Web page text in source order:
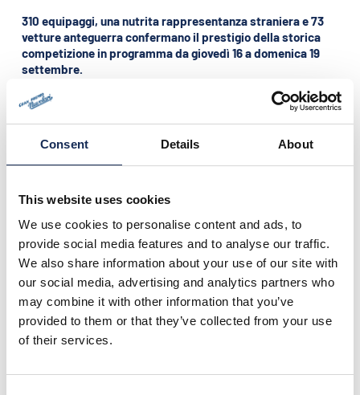
Consent Details About
This website uses cookies
We use cookies to personalise content and ads, to
provide social media features and to analyse our traffic.
We also share information about your use of our site with
our social media, advertising and analytics partners who
may combine it with other information that you’ve
provided to them or that they’ve collected from your use
of their services.
310 equipaggi, una nutrita rappresentanza straniera e 73
vetture anteguerra confermano il prestigio della storica
competizione in programma da giovedì 16 a domenica 19
settembre.
Mantova - 16/19 settembre 2010 -
Parte la 20° edizione del
organizzato dalla Scuderia Mantova Corse in
collaborazione col Museo Tazio Nuvolari e l’Automobile Club
pervenute, record assoluto mai raggiunto,sono 310 gli
equipaggi che parteciperanno alla seconda competizione
di regolarità al mondo, per numero di equipaggi e
chilometri percorsi, e prima per difficoltà tecniche e
numero di prove cronometrate previste
La metà degli iscritti di provenienza straniera sottolinea
l’attrattiva internazionale della gara mantovana,
statunitensi, gli argentini e i russi, che si contenderanno il